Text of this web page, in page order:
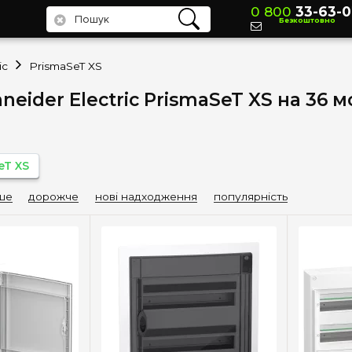
Electric PrismaSeT XS на 36
XS
дорожче нові надходження популярність
0 800 33-63-
Безкоштовно
PrismaSeT XS